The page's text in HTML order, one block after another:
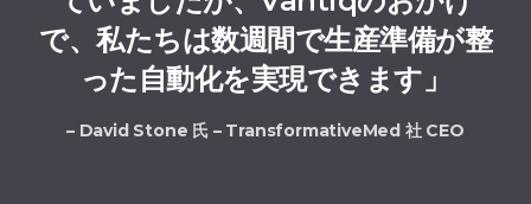
で、私たちは数週間で生産準備が整
った自動化を実現できます」
– David Stone 氏 – TransformativeMed 社 CEO